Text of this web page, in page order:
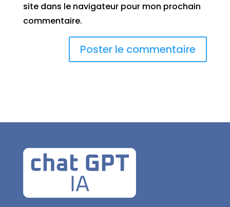
site dans le navigateur pour mon prochain
commentaire.